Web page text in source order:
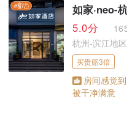
如家·neo-
5.0分
杭州-滨江地区
买贵赔3倍
房间感觉
被干净满意